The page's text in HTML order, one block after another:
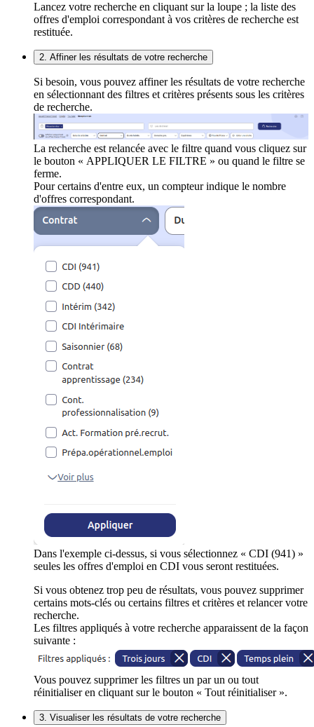
Lancez votre recherche en cliquant sur la loupe ; la liste des
offres d'emploi correspondant à vos critères de recherche est
restituée.
2. Affiner les résultats de votre recherche
Si besoin, vous pouvez affiner les résultats de votre recherche
en sélectionnant des filtres et critères présents sous les critères
de recherche.
La recherche est relancée avec le filtre quand vous cliquez sur
le bouton « APPLIQUER LE FILTRE » ou quand le filtre se
ferme.
Pour certains d'entre eux, un compteur indique le nombre
d'offres correspondant.
Dans l'exemple ci-dessus, si vous sélectionnez « CDI (941) »
seules les offres d'emploi en CDI vous seront restituées.
Si vous obtenez trop peu de résultats, vous pouvez supprimer
certains mots-clés ou certains filtres et critères et relancer votre
recherche.
Les filtres appliqués à votre recherche apparaissent de la façon
suivante :
Vous pouvez supprimer les filtres un par un ou tout
réinitialiser en cliquant sur le bouton « Tout réinitialiser ».
3. Visualiser les résultats de votre recherche